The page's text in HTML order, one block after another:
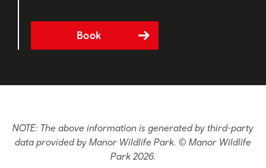
Book
NOTE: The above information is generated by third-party
data provided by Manor Wildlife Park. © Manor Wildlife
Park 2026.